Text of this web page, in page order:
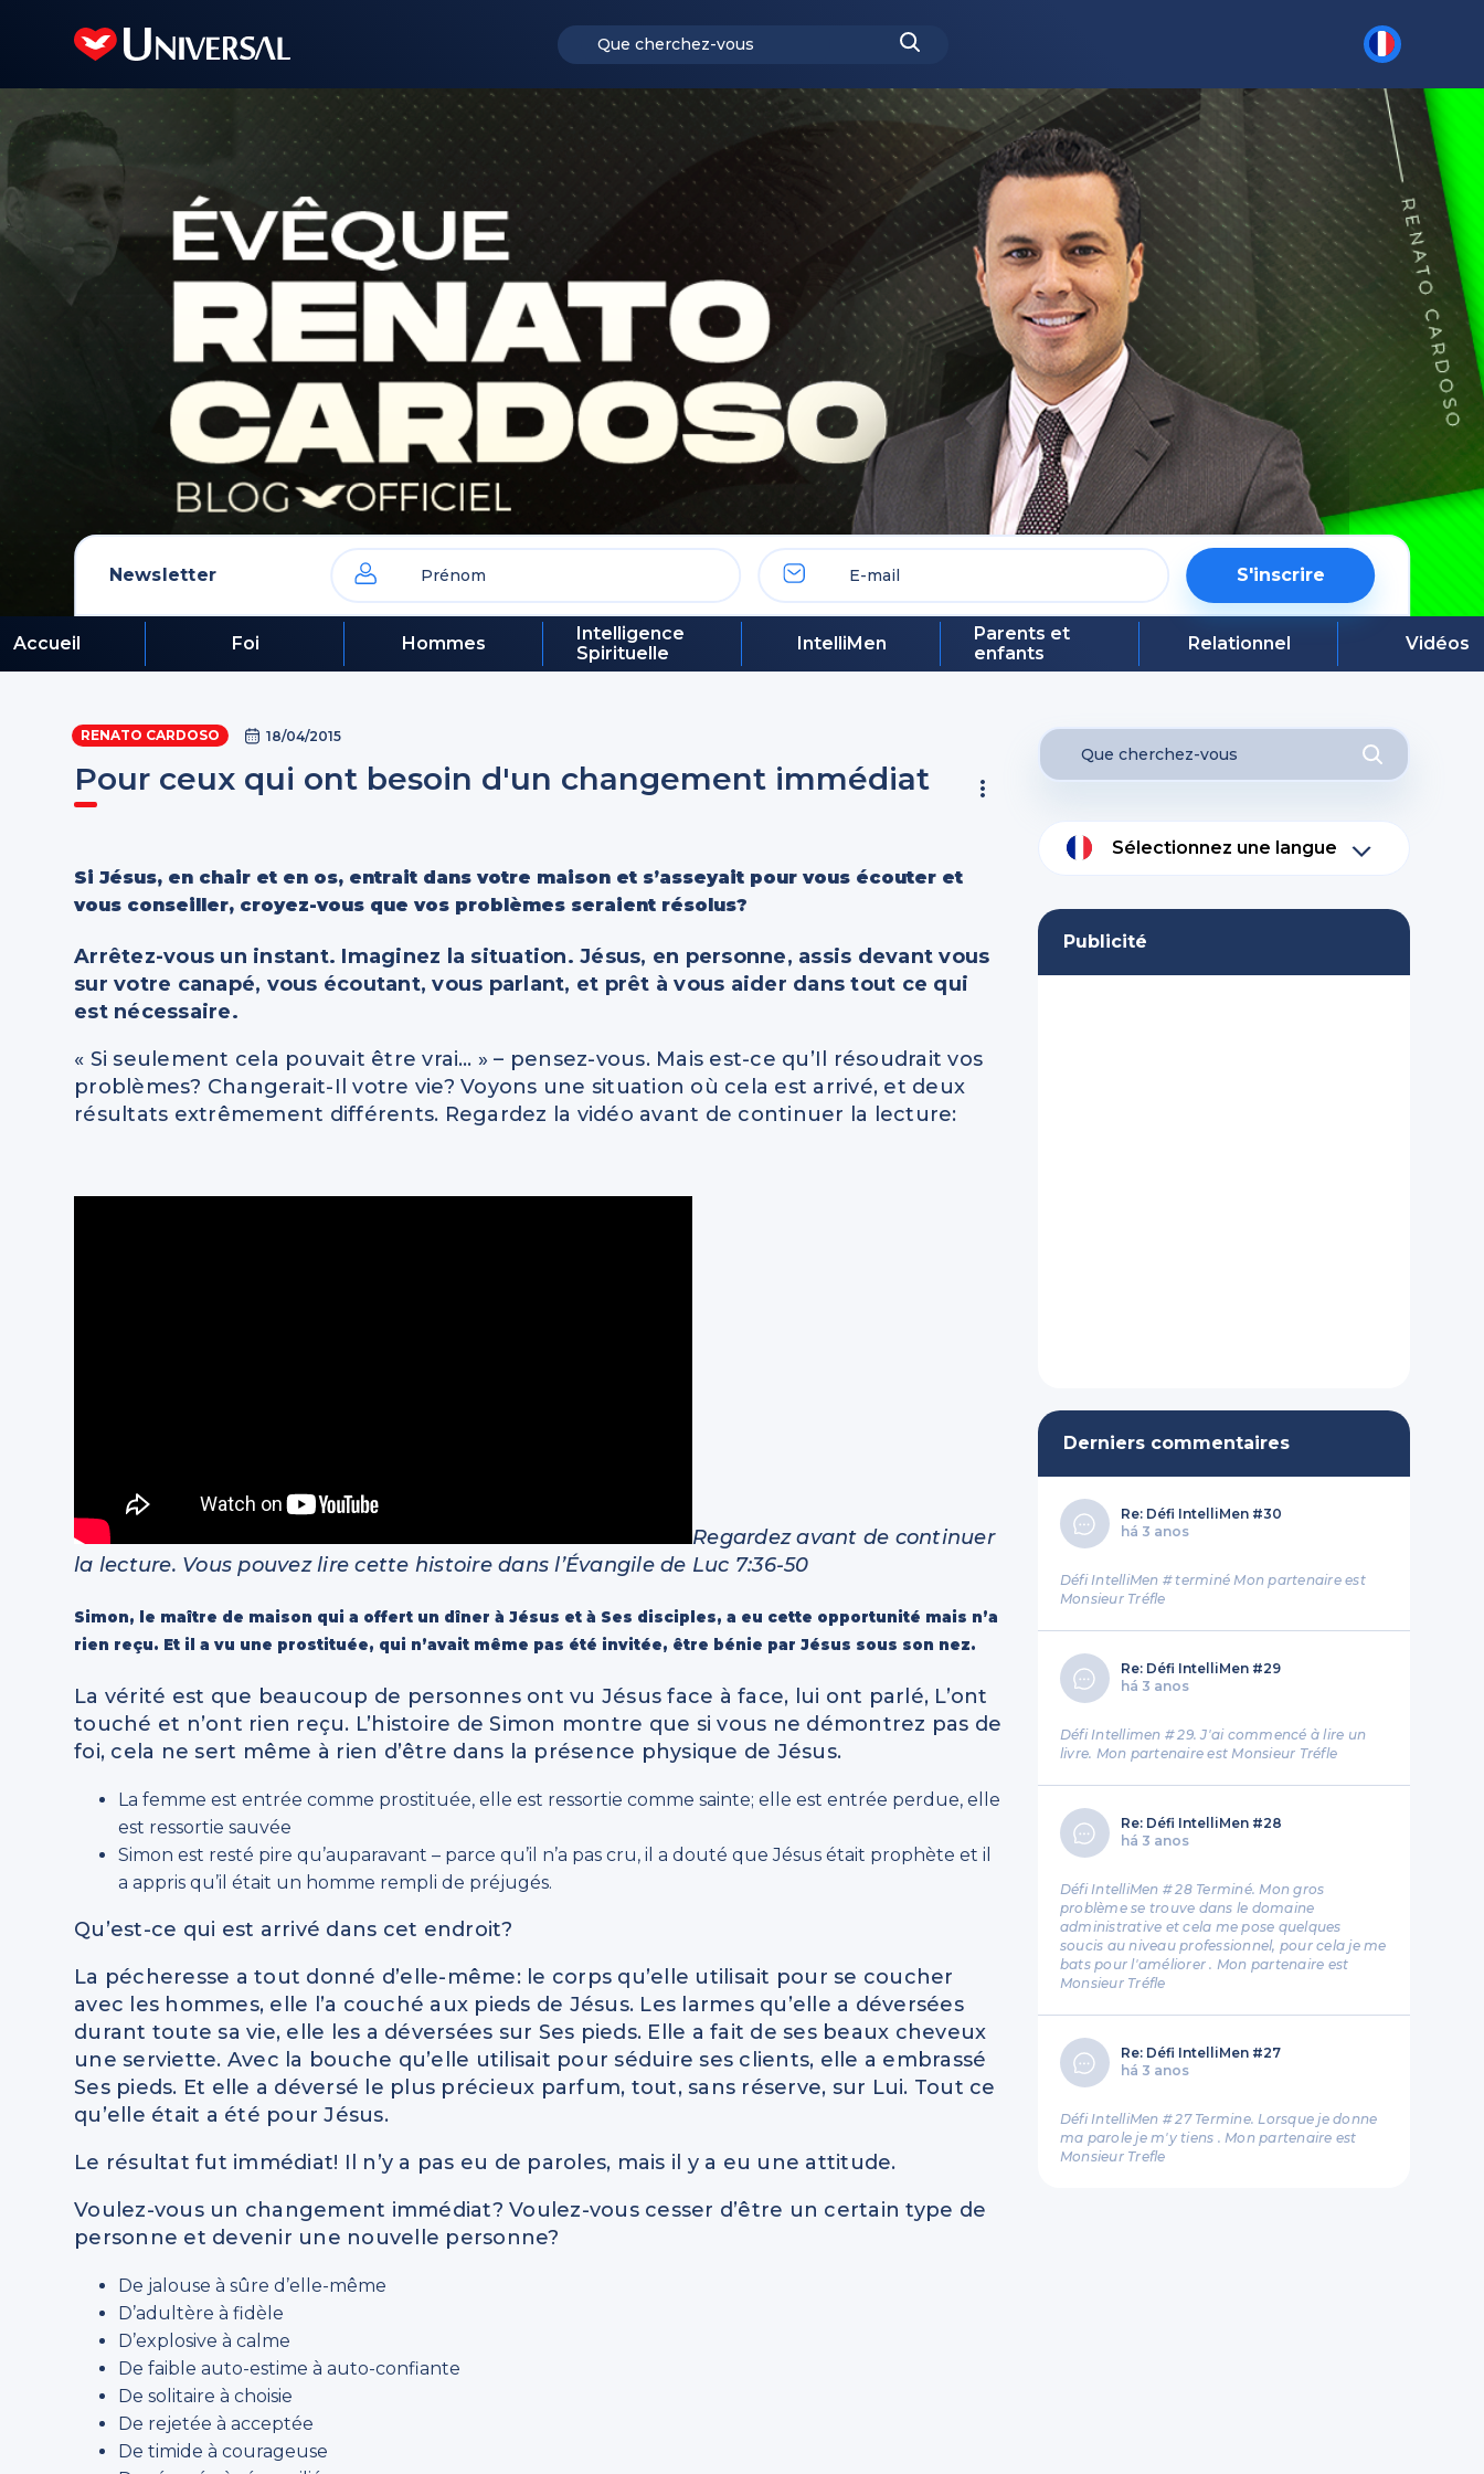
Newsletter S'inscrire
Accueil Foi Hommes
Intelligence
Spirituelle
IntelliMen
Parents et
enfants
Relationnel Vidéos
RENATO CARDOSO 18/04/2015
Pour ceux qui ont besoin d'un changement immédiat
Si Jésus, en chair et en os, entrait dans votre maison et s’asseyait pour vous écouter et
vous conseiller, croyez-vous que vos problèmes seraient résolus?
Arrêtez-vous un instant. Imaginez la situation. Jésus, en personne, assis devant vous
sur votre canapé, vous écoutant, vous parlant, et prêt à vous aider dans tout ce qui
est nécessaire.
« Si seulement cela pouvait être vrai… » – pensez-vous. Mais est-ce qu’Il résoudrait vos
problèmes? Changerait-Il votre vie? Voyons une situation où cela est arrivé, et deux
résultats extrêmement différents. Regardez la vidéo avant de continuer la lecture:
Regardez avant de continuer
la lecture. Vous pouvez lire cette histoire dans l’Évangile de Luc 7:36-50
Simon, le maître de maison qui a offert un dîner à Jésus et à Ses disciples, a eu cette opportunité mais n’a
rien reçu. Et il a vu une prostituée, qui n’avait même pas été invitée, être bénie par Jésus sous son nez.
La vérité est que beaucoup de personnes ont vu Jésus face à face, lui ont parlé, L’ont
touché et n’ont rien reçu. L’histoire de Simon montre que si vous ne démontrez pas de
foi, cela ne sert même à rien d’être dans la présence physique de Jésus.
La femme est entrée comme prostituée, elle est ressortie comme sainte; elle est entrée perdue, elle
est ressortie sauvée
Simon est resté pire qu’auparavant – parce qu’il n’a pas cru, il a douté que Jésus était prophète et il
a appris qu’il était un homme rempli de préjugés.
Qu’est-ce qui est arrivé dans cet endroit?
La pécheresse a tout donné d’elle-même: le corps qu’elle utilisait pour se coucher
avec les hommes, elle l’a couché aux pieds de Jésus. Les larmes qu’elle a déversées
durant toute sa vie, elle les a déversées sur Ses pieds. Elle a fait de ses beaux cheveux
une serviette. Avec la bouche qu’elle utilisait pour séduire ses clients, elle a embrassé
Ses pieds. Et elle a déversé le plus précieux parfum, tout, sans réserve, sur Lui. Tout ce
qu’elle était a été pour Jésus.
Le résultat fut immédiat! Il n’y a pas eu de paroles, mais il y a eu une attitude.
Voulez-vous un changement immédiat? Voulez-vous cesser d’être un certain type de
personne et devenir une nouvelle personne?
De jalouse à sûre d’elle-même
D’adultère à fidèle
D’explosive à calme
De faible auto-estime à auto-confiante
De solitaire à choisie
De rejetée à acceptée
De timide à courageuse
Sélectionnez une langue
Publicité
Derniers commentaires
Re: Défi IntelliMen #30
há 3 anos
Défi IntelliMen # terminé Mon partenaire est
Monsieur Tréfle
Re: Défi IntelliMen #29
há 3 anos
Défi Intellimen # 29. J'ai commencé à lire un
livre. Mon partenaire est Monsieur Tréfle
Re: Défi IntelliMen #28
há 3 anos
Défi IntelliMen # 28 Terminé. Mon gros
problème se trouve dans le domaine
administrative et cela me pose quelques
soucis au niveau professionnel, pour cela je me
bats pour l'améliorer . Mon partenaire est
Monsieur Tréfle
Re: Défi IntelliMen #27
há 3 anos
Défi IntelliMen # 27 Termine. Lorsque je donne
ma parole je m'y tiens . Mon partenaire est
Monsieur Trefle